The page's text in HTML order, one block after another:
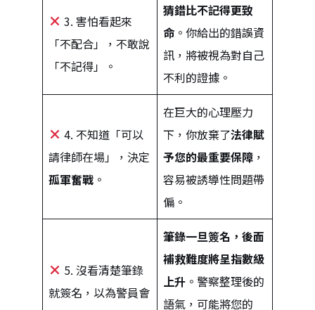
3. 害怕看起來
「不配合」，不敢說
「不記得」。
猜錯比不記得更致
命。你給出的錯誤資
訊，將被視為對自己
不利的證據。
4. 不知道「可以
請律師在場」，決定
孤軍奮戰 。
在巨大的心理壓力
下，你放棄了法律賦
予您的最重要保障 ，
容易被誘導性問題帶
偏。
5. 沒看清楚筆錄
就簽名，以為警員會
筆錄一旦簽名，後面
補救難度將呈指數級
上升 。警察整理後的
語氣，可能將您的